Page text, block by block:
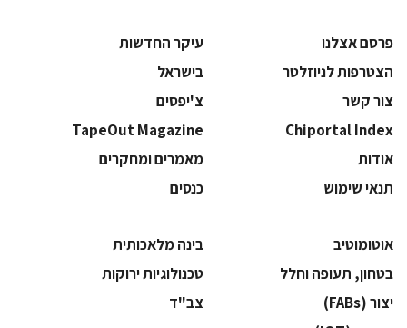
פרסם אצלנו
עיקר החדשות
הצטרפות לניוזלטר
בישראל
צור קשר
צ'יפסים
Chiportal Index
TapeOut Magazine
אודות
מאמרים ומחקרים
תנאי שימוש
כנסים
אוטומוטיב
בינה מלאכותית
בטחון, תעופה וחלל
‫טכנולוגיות ירוקות‬
‫יצור (‪(FABs‬‬
‫צב"ד‬